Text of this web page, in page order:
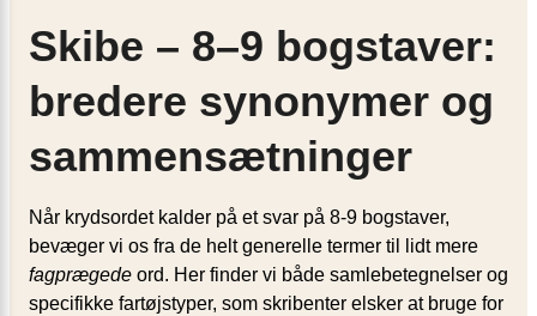
Skibe – 8–9 bogstaver:
bredere synonymer og
sammensætninger
Når krydsordet kalder på et svar på 8-9 bogstaver,
bevæger vi os fra de helt generelle termer til lidt mere
fagprægede ord. Her finder vi både samlebetegnelser og
specifikke fartøjstyper, som skribenter elsker at bruge for